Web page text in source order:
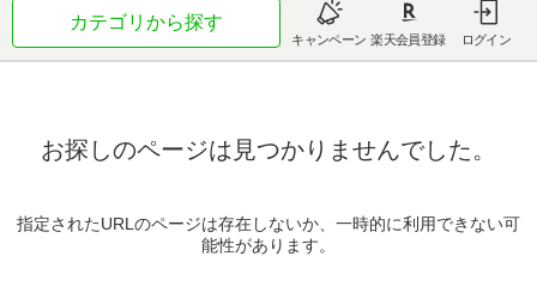
カテゴリから探す
キャンペーン 楽天会員登録 ログイン
お探しのページは見つかりませんでした。
指定されたURLのページは存在しないか、一時的に利用できない可
能性があります。